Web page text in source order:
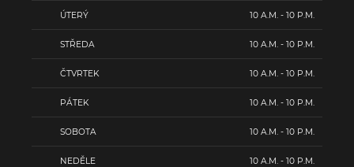
ÚTERÝ 10 A.M. - 10 P.M.
STŘEDA 10 A.M. - 10 P.M.
ČTVRTEK 10 A.M. - 10 P.M.
PÁTEK 10 A.M. - 10 P.M.
SOBOTA 10 A.M. - 10 P.M.
NEDĚLE 10 A.M. - 10 P.M.